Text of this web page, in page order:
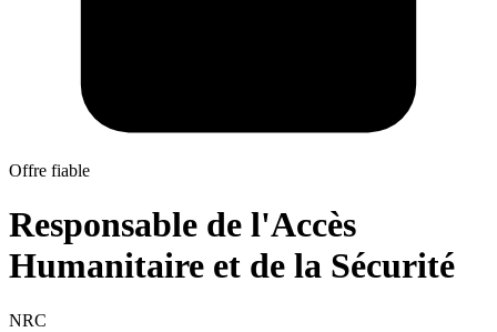
Offre fiable
Responsable de l'Accès
Humanitaire et de la Sécurité
NRC